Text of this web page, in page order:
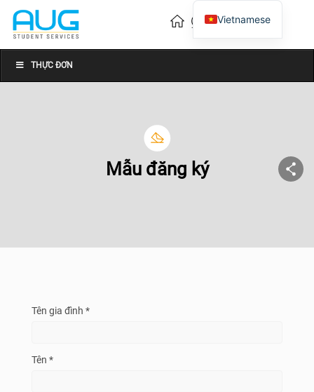
THỰC ĐƠN
Mẫu đăng ký
Tên gia đình *
Tên *
Vietnamese